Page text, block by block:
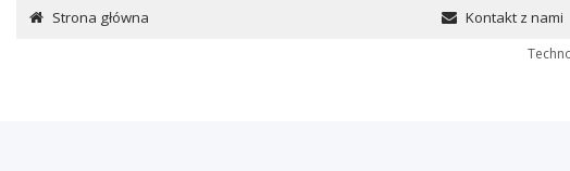
Strona główna Kontakt z nami